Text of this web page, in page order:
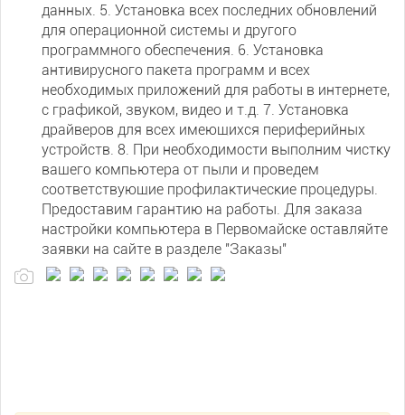
данных. 5. Установка всех последних обновлений
для операционной системы и другого
программного обеспечения. 6. Установка
антивирусного пакета программ и всех
необходимых приложений для работы в интернете,
с графикой, звуком, видео и т.д. 7. Установка
драйверов для всех имеющихся периферийных
устройств. 8. При необходимости выполним чистку
вашего компьютера от пыли и проведем
соответствующие профилактические процедуры.
Предоставим гарантию на работы. Для заказа
настройки компьютера в Первомайске оставляйте
заявки на сайте в разделе "Заказы"